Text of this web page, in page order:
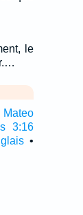
le
Mateo
3:16
•